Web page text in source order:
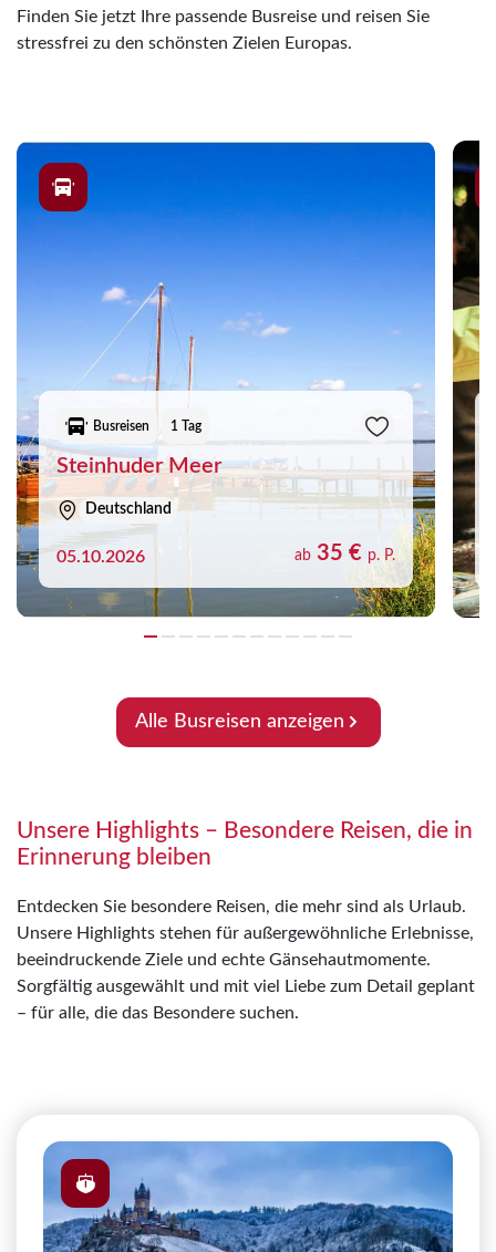
Finden Sie jetzt Ihre passende Busreise und reisen Sie
stressfrei zu den schönsten Zielen Europas.
Busreisen 1 Tag
Steinhuder Meer
Deutschland
05.10.2026 ab 35 € p. P.
Alle Busreisen anzeigen
Unsere Highlights – Besondere Reisen, die in
Erinnerung bleiben
Entdecken Sie besondere Reisen, die mehr sind als Urlaub.
Unsere Highlights stehen für außergewöhnliche Erlebnisse,
beeindruckende Ziele und echte Gänsehautmomente.
Sorgfältig ausgewählt und mit viel Liebe zum Detail geplant
– für alle, die das Besondere suchen.